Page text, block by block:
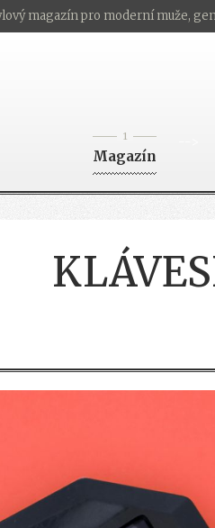
magazín pro moderní muže,
1
Magazín